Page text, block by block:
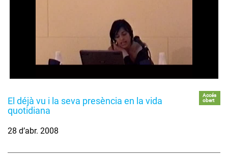
El déjà vu i la seva presència en la vida
quotidiana
Accés
obert
28 d’abr. 2008